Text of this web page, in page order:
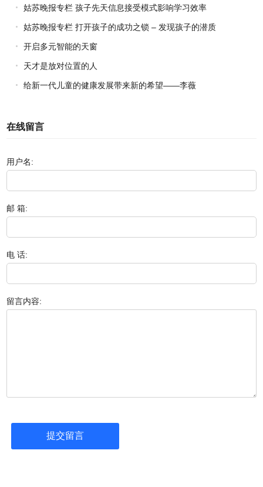
姑苏晚报专栏 孩子先天信息接受模式影响学习效率
姑苏晚报专栏 打开孩子的成功之锁 – 发现孩子的潜质
开启多元智能的天窗
天才是放对位置的人
给新一代儿童的健康发展带来新的希望——李薇
在线留言
用户名:
邮 箱:
电 话:
留言内容: